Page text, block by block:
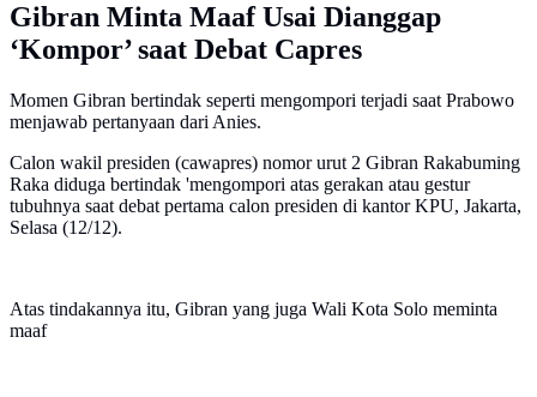
Gibran Minta Maaf Usai Dianggap
‘Kompor’ saat Debat Capres
Momen Gibran bertindak seperti mengompori terjadi saat Prabowo
menjawab pertanyaan dari Anies.
Calon wakil presiden (cawapres) nomor urut 2 Gibran Rakabuming
Raka diduga bertindak 'mengompori atas gerakan atau gestur
tubuhnya saat debat pertama calon presiden di kantor KPU, Jakarta,
Selasa (12/12).
Atas tindakannya itu, Gibran yang juga Wali Kota Solo meminta
maaf